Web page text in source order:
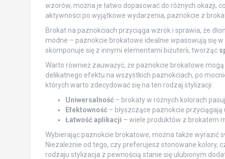
wzorów, można je łatwo dopasować do różnych okazji,
aktywności po wyjątkowe wydarzenia, paznokcie z
Brokat na paznokciach przyciąga wzrok i sprawia, że
modne – paznokcie brokatowe idealnie wpasowują się
skomponuje się z innymi elementami biżuterii, tworząc
Warto również zauważyć, że paznokcie brokatowe
delikatnego efektu na wszystkich paznokciach, po
których warto zdecydować się na ten rodzaj stylizacji:
Uniwersalność– brokaty w różnych kolorach
Efektowność– błyszczące paznokcie przyciągają
Łatwość aplikacji – wiele produktów z brokatem
Wybierając paznokcie brokatowe, można także wyrazić
Niezależnie od tego, czy preferujesz stonowane kolory,
rodzaju stylizacja z pewnością stanie się ulubionym